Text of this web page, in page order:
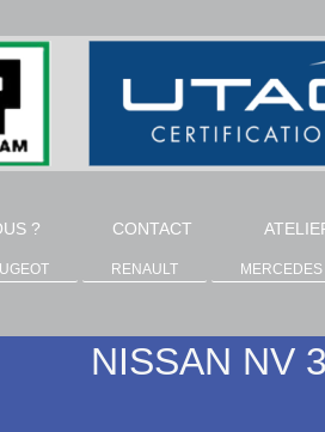
? CONTACT
RENAULT MERCEDES
NISSAN NV